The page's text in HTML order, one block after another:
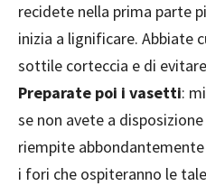
recidete nella prima parte
inizia a lignificare. Abbiate
sottile corteccia e di
Preparate poi i vasetti:
se non avete a
riempite
i fori che ospiteranno le